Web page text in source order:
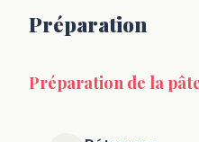
Préparation
Préparation de la